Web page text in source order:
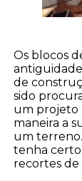
Os blocos
de
sido
um projeto
maneira a
um terreno.
tenha
recortes de